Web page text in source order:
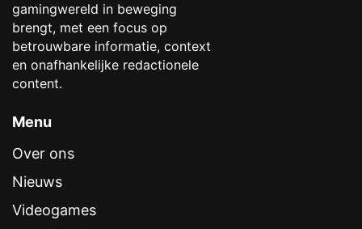
gamingwereld in beweging
brengt, met een focus op
betrouwbare informatie, context
en onafhankelijke redactionele
content.
Menu
Over ons
Nieuws
Videogames